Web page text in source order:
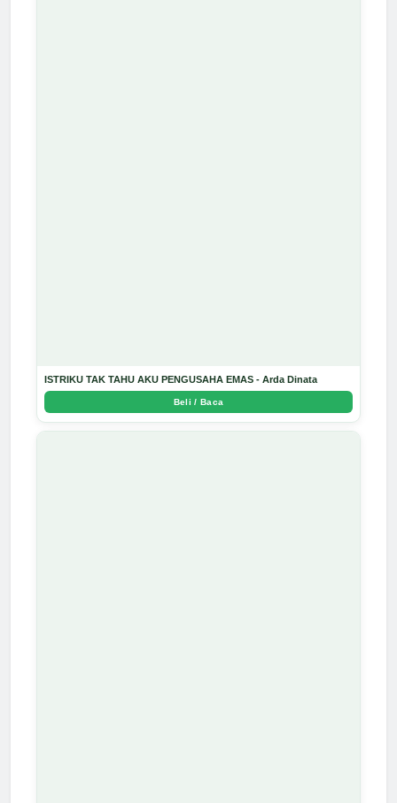
ISTRIKU TAK TAHU AKU PENGUSAHA EMAS - Arda Dinata
Beli / Baca